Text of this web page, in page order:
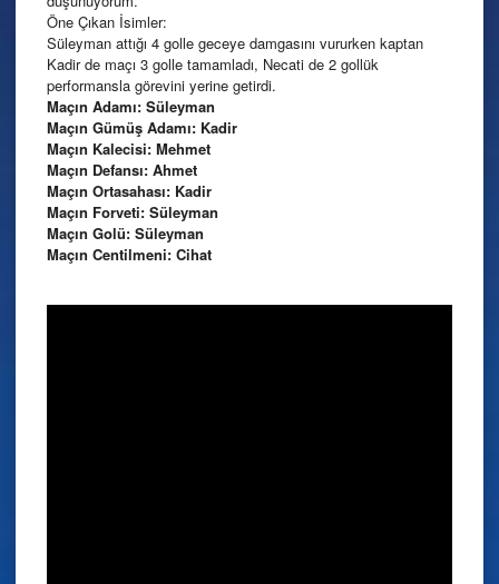
Öne Çıkan İsimler:
Süleyman attığı 4 golle geceye damgasını vururken kaptan
Kadir de maçı 3 golle tamamladı, Necati de 2 gollük
performansla görevini yerine getirdi.
Maçın Adamı: Süleyman
Maçın Gümüş Adamı: Kadir
Maçın Kalecisi: Mehmet
Maçın Defansı: Ahmet
Maçın Ortasahası: Kadir
Maçın Forveti: Süleyman
Maçın Golü: Süleyman
Maçın Centilmeni: Cihat